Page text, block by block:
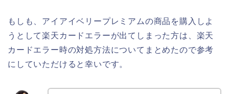
もしも、アイアイベリープレミアムの商品を購入しよ
うとして楽天カードエラーが出てしまった方は、楽天
カードエラー時の対処方法についてまとめたので参考
にしていただけると幸いです。